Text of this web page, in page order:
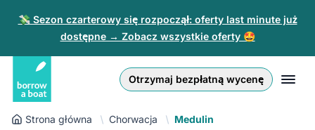
💸 Sezon czarterowy się rozpoczął: oferty last minute już
dostępne → Zobacz wszystkie oferty 🤩
Otrzymaj bezpłatną wycenę
Zaloguj się
Zarejestruj się
Euro
English (UK)
Strona główna Chorwacja Medulin